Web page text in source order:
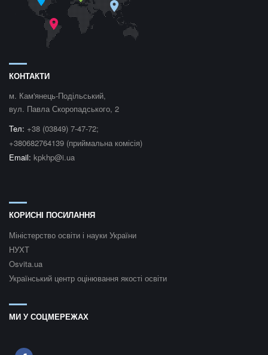
КОНТАКТИ
м. Кам'янець-Подільський,
вул. Павла Скоропадського, 2
Teл: +38 (03849) 7-47-72;
+380682764139 (приймальна комісія)
Email: kpkhp@i.ua
КОРИСНІ ПОСИЛАННЯ
Міністерство освіти і науки України
НУХТ
Osvita.ua
Український центр оцінювання якості освіти
МИ У СОЦМЕРЕЖАХ